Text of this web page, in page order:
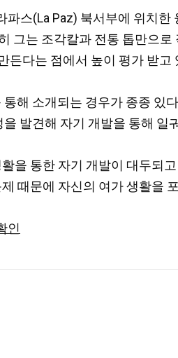
스(La Paz) 북서부에 위치
그는 조각칼과 전통 톱만으
든다는 점에서 높이 평가 받고
해 소개되는 경우가 종종
발견해 자기 개발을 통해
을 통한 자기 개발이 대두되
때문에 자신의 여가 생활을
인